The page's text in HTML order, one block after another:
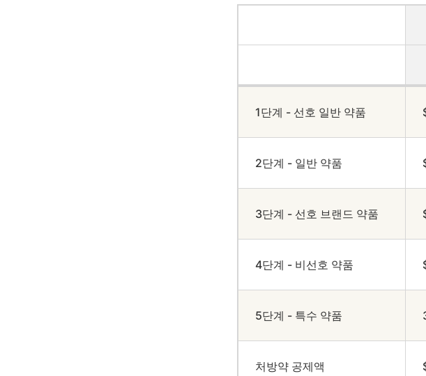
1단계 - 선호 일반 약품
2단계 - 일반 약품
3단계 - 선호 브랜드 약품
4단계 - 비선호 약품
5단계 - 특수 약품
처방약 공제액